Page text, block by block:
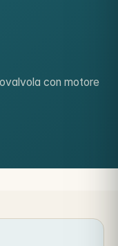
con motore